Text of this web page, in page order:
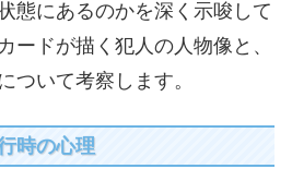
態にあるのかを深く示唆して
ードが描く犯人の人物像と、
ついて考察します。
時の心理